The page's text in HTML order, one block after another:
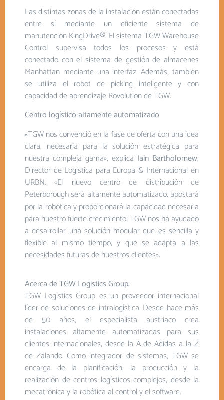
Las distintas zonas de la instalación están conectadas
entre sí mediante un eficiente sistema de
manutención KingDrive®. El sistema TGW Warehouse
Control supervisa todos los procesos y está
conectado con el sistema de gestión de almacenes
Manhattan mediante una interfaz. Además, también
se utiliza el robot de picking inteligente y con
capacidad de aprendizaje Rovolution de TGW.
Centro logístico altamente automatizado
«TGW nos convenció en la fase de oferta con una idea
clara, necesaria para la solución estratégica para
nuestra compleja gama», explica Iain Bartholomew,
Director de Logística para Europa & Internacional en
URBN. «El nuevo centro de distribución de
Peterborough será altamente automatizado, apostará
por la robótica y proporcionará la capacidad necesaria
para nuestro fuerte crecimiento. TGW nos ha ayudado
a desarrollar una solución modular que es sencilla y
flexible al mismo tiempo, y que se adapta a las
necesidades futuras de nuestros clientes».
Acerca de TGW Logistics Group:
TGW Logistics Group es un proveedor internacional
líder de soluciones de intralogística. Desde hace más
de 50 años, el especialista austriaco crea
instalaciones altamente automatizadas para sus
clientes internacionales, desde la A de Adidas a la Z
de Zalando. Como integrador de sistemas, TGW se
encarga de la planificación, la producción y la
realización de centros logísticos complejos, desde la
mecatrónica y la robótica al control y el software.